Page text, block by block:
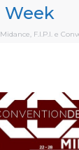
Week
Midance, F.I.P.I. e